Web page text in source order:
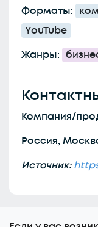
Форматы:
YouTube
Жанры:
Компания/
Россия,
Источник: